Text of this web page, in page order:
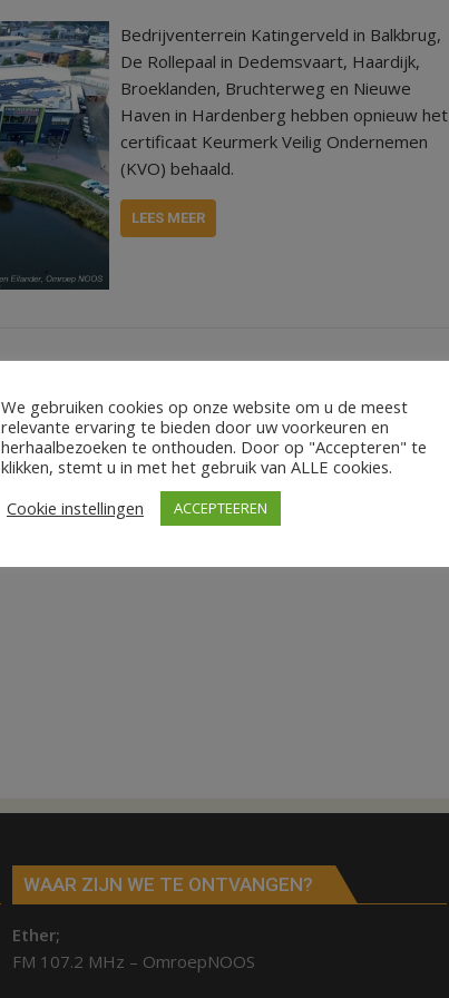
Bedrijventerrein Katingerveld in Balkbrug,
De Rollepaal in Dedemsvaart, Haardijk,
Broeklanden, Bruchterweg en Nieuwe
Haven in Hardenberg hebben opnieuw het
certificaat Keurmerk Veilig Ondernemen
(KVO) behaald.
LEES MEER
WAAR ZIJN WE TE ONTVANGEN?
Ether;
FM 107.2 MHz – OmroepNOOS
We gebruiken cookies op onze website om u de meest
relevante ervaring te bieden door uw voorkeuren en
herhaalbezoeken te onthouden. Door op "Accepteren" te
klikken, stemt u in met het gebruik van ALLE cookies.
Cookie instellingen
ACCEPTEEREN